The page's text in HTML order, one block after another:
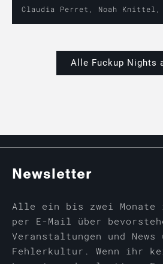
Claudia Perret, Noah Knittel,
Alle Fuckup Nights
Newsletter
Alle ein bis zwei Monate
per E-Mail über
Veranstaltungen und News
Fehlerkultur. Wenn ihr